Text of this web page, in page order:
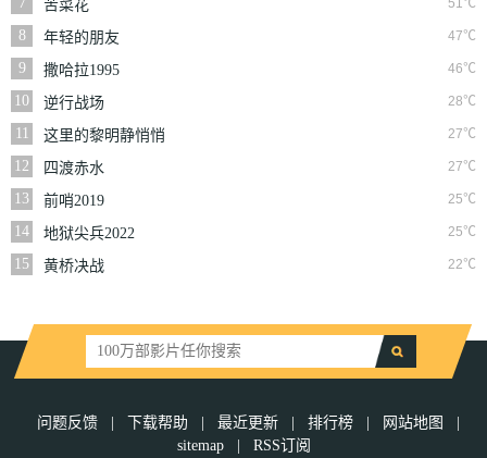
51℃
苦菜花
8
47℃
年轻的朋友
9
46℃
撒哈拉1995
10
28℃
逆行战场
11
27℃
这里的黎明静悄悄
12
27℃
四渡赤水
13
25℃
前哨2019
14
25℃
地狱尖兵2022
15
22℃
黄桥决战
问题反馈 下载帮助 最近更新 排行榜 网站地图
sitemap
RSS订阅